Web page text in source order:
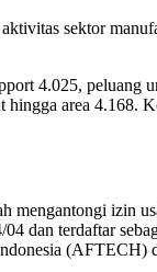
sektor
4.025, peluang
hingga area 4.168.
mengantongi izin
dan terdaftar
(AFTECH)